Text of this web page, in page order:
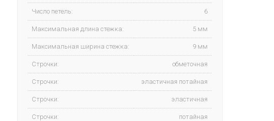
Число петель: 6
Максимальная длина стежка: 5 мм
Максимальная ширина стежка: 9 мм
Строчки: обметочная
Строчки: эластичная потайная
Строчки: эластичная
Строчки: потайная